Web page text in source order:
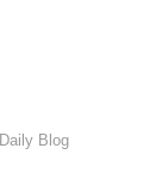
Daily Blog